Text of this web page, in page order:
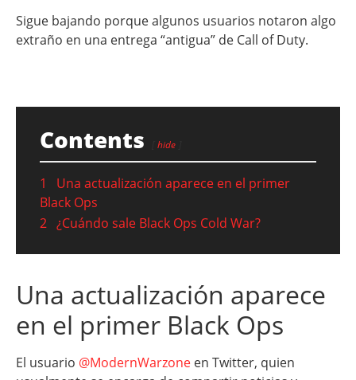
Sigue bajando porque algunos usuarios notaron algo
extraño en una entrega “antigua” de Call of Duty.
Contents hide
1
Una actualización aparece en el primer
Black Ops
2 ¿Cuándo sale Black Ops Cold War?
Una actualización aparece
en el primer Black Ops
El usuario @ModernWarzone en Twitter, quien